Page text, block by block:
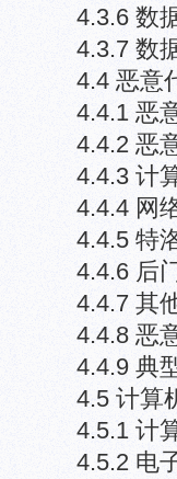
4.3.6 数
4.3.7 数
4.4 恶意
4.4.1 恶
4.4.2 恶
4.4.3 计
4.4.4 网
4.4.5 特
4.4.6 后
4.4.7 其
4.4.8 恶
4.4.9 典
4.5 计算
4.5.1 计
4.5.2 电